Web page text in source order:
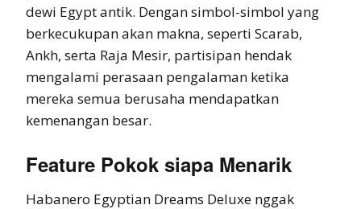
dewi Egypt antik. Dengan simbol-simbol yang
berkecukupan akan makna, seperti Scarab,
Ankh, serta Raja Mesir, partisipan hendak
mengalami perasaan pengalaman ketika
mereka semua berusaha mendapatkan
kemenangan besar.
Feature Pokok siapa Menarik
Habanero Egyptian Dreams Deluxe nggak